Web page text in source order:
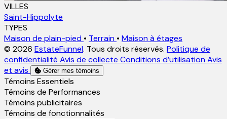
VILLES
Saint-Hippolyte
TYPES
Maison de plain-pied • Terrain • Maison à étages
© 2026 EstateFunnel. Tous droits réservés. Politique de
confidentialité Avis de collecte Conditions d’utilisation Avis
et avis
Gérer mes témoins
Activer
Témoins Essentiels
Activer
Témoins de Performances
Activer
Témoins publicitaires
Activer
Témoins de fonctionnalités